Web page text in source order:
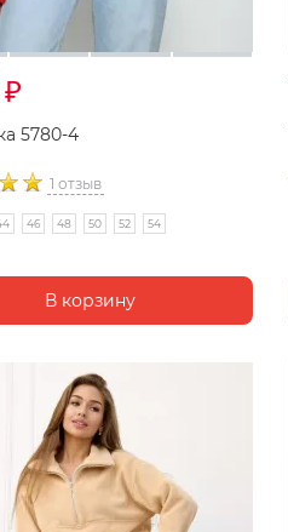
₽
5780-4
1 отзыв
46 48 50 52 54